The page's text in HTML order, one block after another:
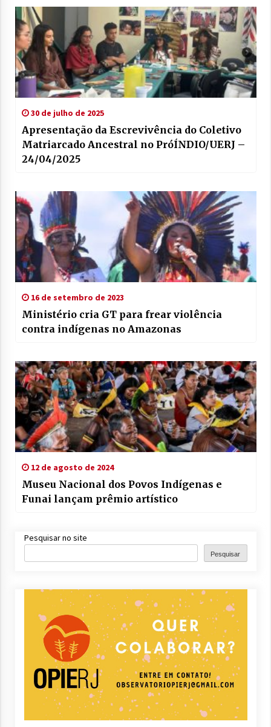
30 de julho de 2025
Apresentação da Escrevivência do Coletivo
Matriarcado Ancestral no PróÍNDIO/UERJ –
24/04/2025
16 de setembro de 2023
Ministério cria GT para frear violência
contra indígenas no Amazonas
12 de agosto de 2024
Museu Nacional dos Povos Indígenas e
Funai lançam prêmio artístico
Pesquisar no site
Pesquisar